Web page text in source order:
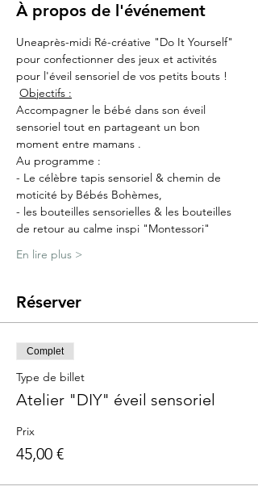
À propos de l'événement
Uneaprès-midi Ré-créative "Do It Yourself"
pour confectionner des jeux et activités
pour l'éveil sensoriel de vos petits bouts !
Objectifs :
Accompagner le bébé dans son éveil
sensoriel tout en partageant un bon
moment entre mamans .
Au programme :
- Le célèbre tapis sensoriel & chemin de
moticité by Bébés Bohèmes,
- les bouteilles sensorielles & les bouteilles
de retour au calme inspi "Montessori"
En lire plus >
Réserver
Complet
Type de billet
Atelier "DIY" éveil sensoriel
Prix
45,00 €